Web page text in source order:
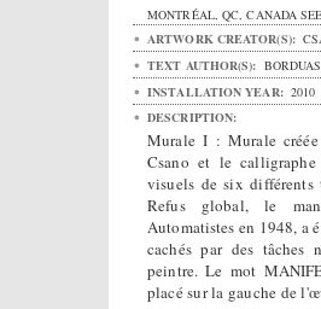
MONTRÉAL,QC,CANADA
ARTWORK CREATOR(S):
TEXT AUTHOR(S):
INSTALLATION YEAR: 2010
DESCRIPTION:
Murale I : Murale
Csano et le calligraphe
visuels de six
Refus global, le
Automatistes en 1948, a
cachés par des tâches
peintre. Le mot
placé sur la gauche de